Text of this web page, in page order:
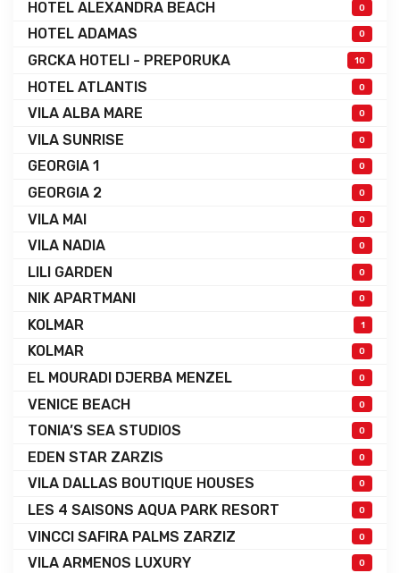
HOTEL ALEXANDRA BEACH 0
HOTEL ADAMAS 0
GRCKA HOTELI - PREPORUKA 10
HOTEL ATLANTIS 0
VILA ALBA MARE 0
VILA SUNRISE 0
GEORGIA 1 0
GEORGIA 2 0
VILA MAI 0
VILA NADIA 0
LILI GARDEN 0
NIK APARTMANI 0
KOLMAR 1
KOLMAR 0
EL MOURADI DJERBA MENZEL 0
VENICE BEACH 0
TONIA’S SEA STUDIOS 0
EDEN STAR ZARZIS 0
VILA DALLAS BOUTIQUE HOUSES 0
LES 4 SAISONS AQUA PARK RESORT 0
VINCCI SAFIRA PALMS ZARZIZ 0
VILA ARMENOS LUXURY 0